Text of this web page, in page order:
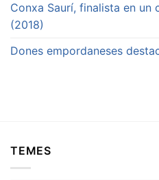
Conxa Saurí, finalista en un
(2018)
Dones empordaneses
TEMES